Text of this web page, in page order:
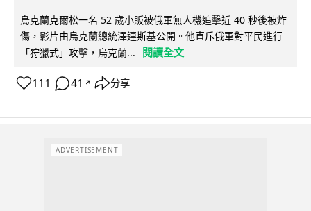
烏克蘭克爾松一名 52 歲小販被俄軍無人機追擊近 40 秒後被炸
傷，影片由烏克蘭總統澤連斯基公開。他直斥俄軍對平民進行
「狩獵式」攻擊，烏克蘭...
閱讀全文
111 41 ↗ 分享
ADVERTISEMENT